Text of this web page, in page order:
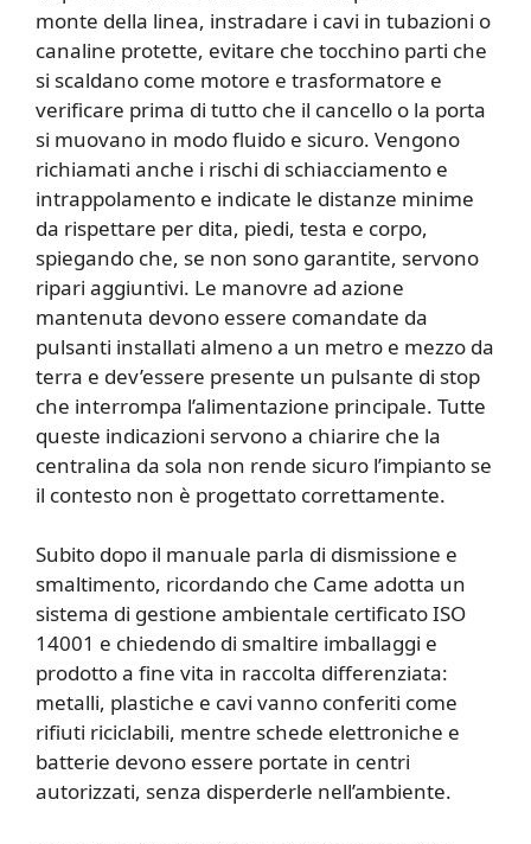
monte della linea, instradare i cavi in tubazioni o
canaline protette, evitare che tocchino parti che
si scaldano come motore e trasformatore e
verificare prima di tutto che il cancello o la porta
si muovano in modo fluido e sicuro. Vengono
richiamati anche i rischi di schiacciamento e
intrappolamento e indicate le distanze minime
da rispettare per dita, piedi, testa e corpo,
spiegando che, se non sono garantite, servono
ripari aggiuntivi. Le manovre ad azione
mantenuta devono essere comandate da
pulsanti installati almeno a un metro e mezzo da
terra e dev’essere presente un pulsante di stop
che interrompa l’alimentazione principale. Tutte
queste indicazioni servono a chiarire che la
centralina da sola non rende sicuro l’impianto se
il contesto non è progettato correttamente.
Subito dopo il manuale parla di dismissione e
smaltimento, ricordando che Came adotta un
sistema di gestione ambientale certificato ISO
14001 e chiedendo di smaltire imballaggi e
prodotto a fine vita in raccolta differenziata:
metalli, plastiche e cavi vanno conferiti come
rifiuti riciclabili, mentre schede elettroniche e
batterie devono essere portate in centri
autorizzati, senza disperderle nell’ambiente.